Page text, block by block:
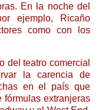
En la noche del
ejemplo, Ricaño
como con los
del teatro comercial
la carencia de
en el país que
fórmulas extranjeras